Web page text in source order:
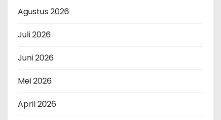
Agustus 2026
Juli 2026
Juni 2026
Mei 2026
April 2026